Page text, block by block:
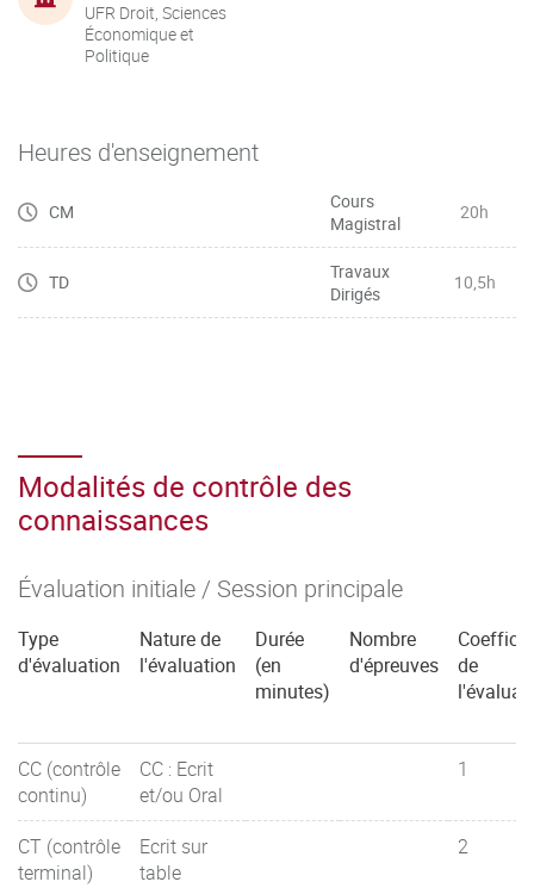
UFR Droit, Sciences
Économique et
Politique
Heures d'enseignement
CM
Cours
Magistral
20h
TD
Travaux
Dirigés
10,5h
Modalités de contrôle des
connaissances
Évaluation initiale / Session principale
Type
d'évaluation
Nature de
l'évaluation
Durée
(en
minutes)
Nombre
d'épreuves
de
CC (contrôle
continu)
CC : Ecrit
et/ou Oral
1
CT (contrôle
terminal)
Ecrit sur
table
2